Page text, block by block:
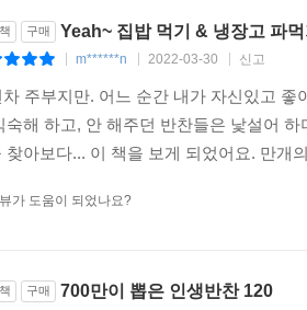
구매 Yeah~ 집밥 먹기 & 냉장고 파
m******n 2022-03-30 신고
차 주부지만. 어느 순간 내가 자신있고
숙해 하고, 안 해주던 반찬들은 낯설어
찾아보다... 이 책을 보게 되었어요. 만개
가 도움이 되었나요?
구매 700만이 뽑은 인생반찬 120